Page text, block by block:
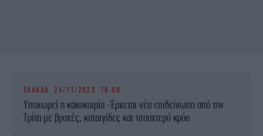
ΕΛΛΑΔΑ 26/11/2023 18:00
Υποχωρεί η κακοκαιρία -Έρχεται νέα επιδείνωση από την
Τρίτη με βροχές, καταιγίδες και τσουχτερό κρύο